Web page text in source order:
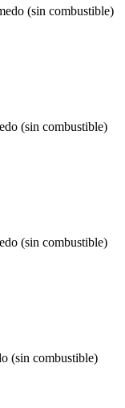
(sin combustible)
(sin combustible)
(sin combustible)
(sin combustible)